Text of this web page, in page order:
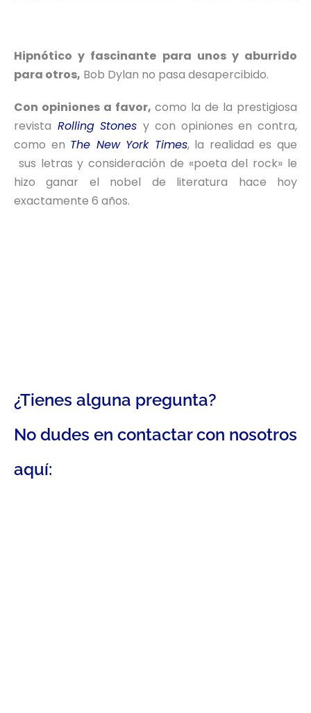
Hipnótico y fascinante para unos y aburrido
para otros, Bob Dylan no pasa desapercibido.
Con opiniones a favor, como la de la prestigiosa
revista Rolling Stones y con opiniones en contra,
como en The New York Times, la realidad es que
sus letras y consideración de «poeta del rock» le
hizo ganar el nobel de literatura hace hoy
exactamente 6 años.
¿Tienes alguna pregunta?
No dudes en contactar con nosotros
aquí: